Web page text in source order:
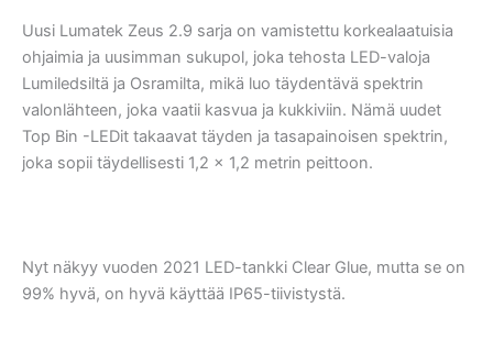
Uusi Lumatek Zeus 2.9 sarja on vamistettu korkealaatuisia
ohjaimia ja uusimman sukupol, joka tehosta LED-valoja
Lumiledsiltä ja Osramilta, mikä luo täydentävä spektrin
valonlähteen, joka vaatii kasvua ja kukkiviin. Nämä uudet
Top Bin -LEDit takaavat täyden ja tasapainoisen spektrin,
joka sopii täydellisesti 1,2 × 1,2 metrin peittoon.
Nyt näkyy vuoden 2021 LED-tankki Clear Glue, mutta se on
99% hyvä, on hyvä käyttää IP65-tiivistystä.